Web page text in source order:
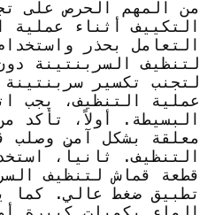
من المهم الحرص على
التكييف أثناء عملية
التعامل بحذر
لتنظيف السربنتينة
لتجنب تكسير
عملية التنظيف، يجب
البسيطة. أولاً، تأكد
معلقة بشكل آمن وصلب
التنظيف. ثانياً،
قطعة قماش لتنظيف
تطبيق ضغط عالي. كما